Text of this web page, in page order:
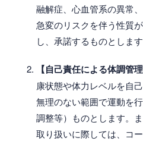
融解症、心血管系の異常
急変のリスクを伴う性質
し、承諾するものとします
【自己責任による体調管理
康状態や体力レベルを自
無理のない範囲で運動を
調整等）ものとします。
取り扱いに際しては、コ